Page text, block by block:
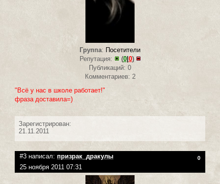
Группа: Посетители
Репутация:
(0| 0)
Публикаций: 0
Комментариев: 2
"Всё у нас в школе работает!"
фраза доставила=)
Зарегистрирован:
21.11.2011
#3 написал: призрак_дракулы 0
25 ноября 2011 07:31